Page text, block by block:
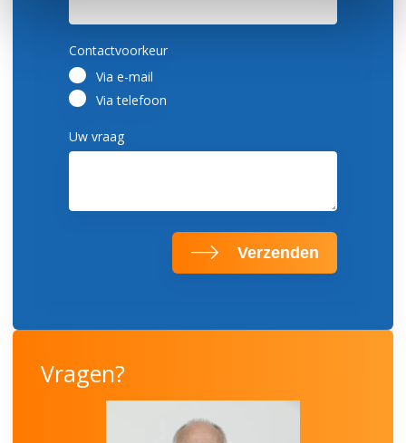
Contactvoorkeur
Via e-mail
Via telefoon
Uw vraag
Verzenden
Vragen?